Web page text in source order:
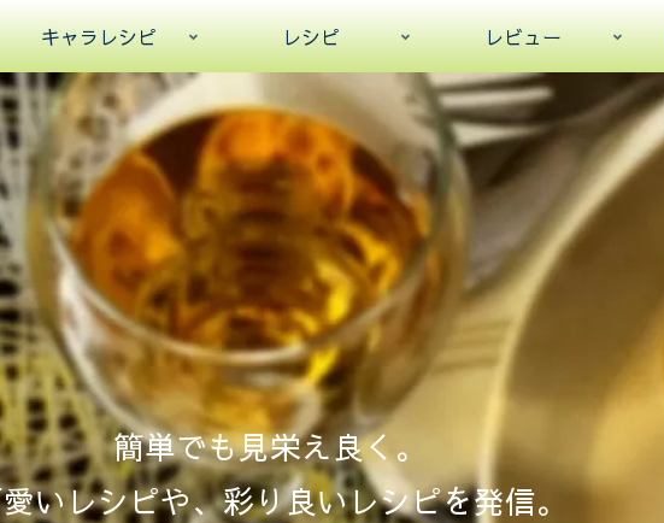
キャラレシピ レシピ レビュー
簡単でも見栄え良く。
いレシピや、彩り良いレシピを発信。